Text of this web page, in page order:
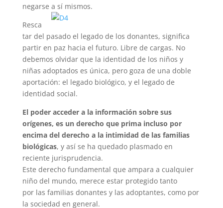
negarse a sí mismos.
Resca
tar del pasado el legado de los donantes, significa
partir en paz hacia el futuro. Libre de cargas. No
debemos olvidar que la identidad de los niños y
niñas adoptados es única, pero goza de una doble
aportación: el legado biológico, y el legado de
identidad social.
El poder acceder a la información sobre sus
orígenes, es un derecho que prima incluso por
encima del derecho a la intimidad de las familias
biológicas, y así se ha quedado plasmado en
reciente jurisprudencia.
Este derecho fundamental que ampara a cualquier
niño del mundo, merece estar protegido tanto
por las familias donantes y las adoptantes, como por
la sociedad en general.